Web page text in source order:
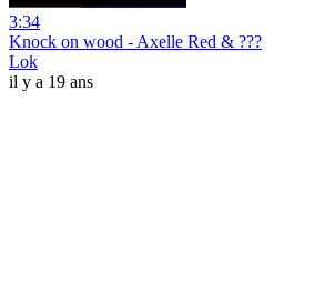
3:34
Knock on wood - Axelle Red & ???
Lok
il y a 19 ans